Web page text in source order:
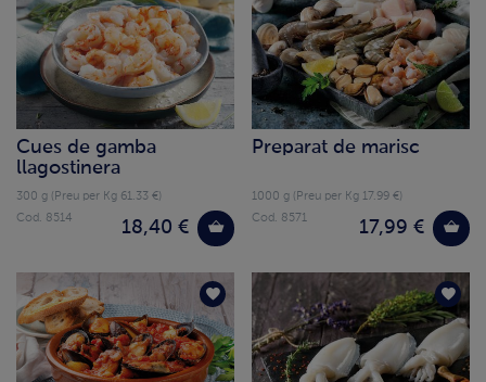
Cues de gamba
llagostinera
300 g (Preu per Kg 61.33 €)
18,40 €
Cod. 8514
Preparat de marisc
1000 g (Preu per Kg 17.99 €)
17,99 €
Cod. 8571